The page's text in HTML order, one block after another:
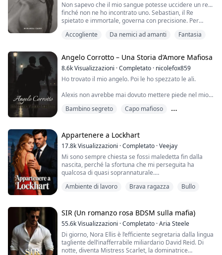
Non sapevo che il mio sangue potesse uccidere un re...
finché non ne ho incontrato uno. Sebastian, il Re
spietato e immortale, governa con precisione. Per
freddo come il trono di pietra su cui siede. Un attimo
Il suo sguardo mi segue attraverso ...
Accogliente Da nemici ad amanti Fantasia
Angelo Corrotto – Una Storia d’Amore Mafiosa
8.6kVisualizzazioni ·Completato · nicolefox859
Ho trovato il mio angelo. Poi le ho spezzato le ali.
Alexis non avrebbe mai dovuto mettere piede nel mio
Uomini come me macchiano ragazze come lei. Le
Ma non sa quanto a fondo arrivi la mia oscurità.
Era meglio così: averla presa per una notte e poi
lasciarmela alle spalle.
Qualunque cosa oltr...
Bambino segreto
Capo mafioso
Appartenere a Lockhart
17.8kVisualizzazioni ·Completato ·Veejay
Mi sono sempre chiesta se fossi maledetta fin dalla
nascita, perché la sfortuna che mi perseguita ha
qualcosa di quasi soprannaturale.
La gente mi chiama genio del computer, ma il mio vero
una montagna d’insicurezze.
Dopo aver mollato il mio ragazzo infedele, l’unica cosa
stabile che m...
Ambiente di lavoro Brava ragazza Bullo
SIR (Un romanzo rosa BDSM sulla mafia)
55.6kVisualizzazioni ·Completato ·Aria Steele
Di giorno, Nora Ellis è l’efficiente segretaria dalla lingua
tagliente dell’inafferrabile miliardario David Reid. Di
notte, diventa Mistress Scarlet, la dominatrice